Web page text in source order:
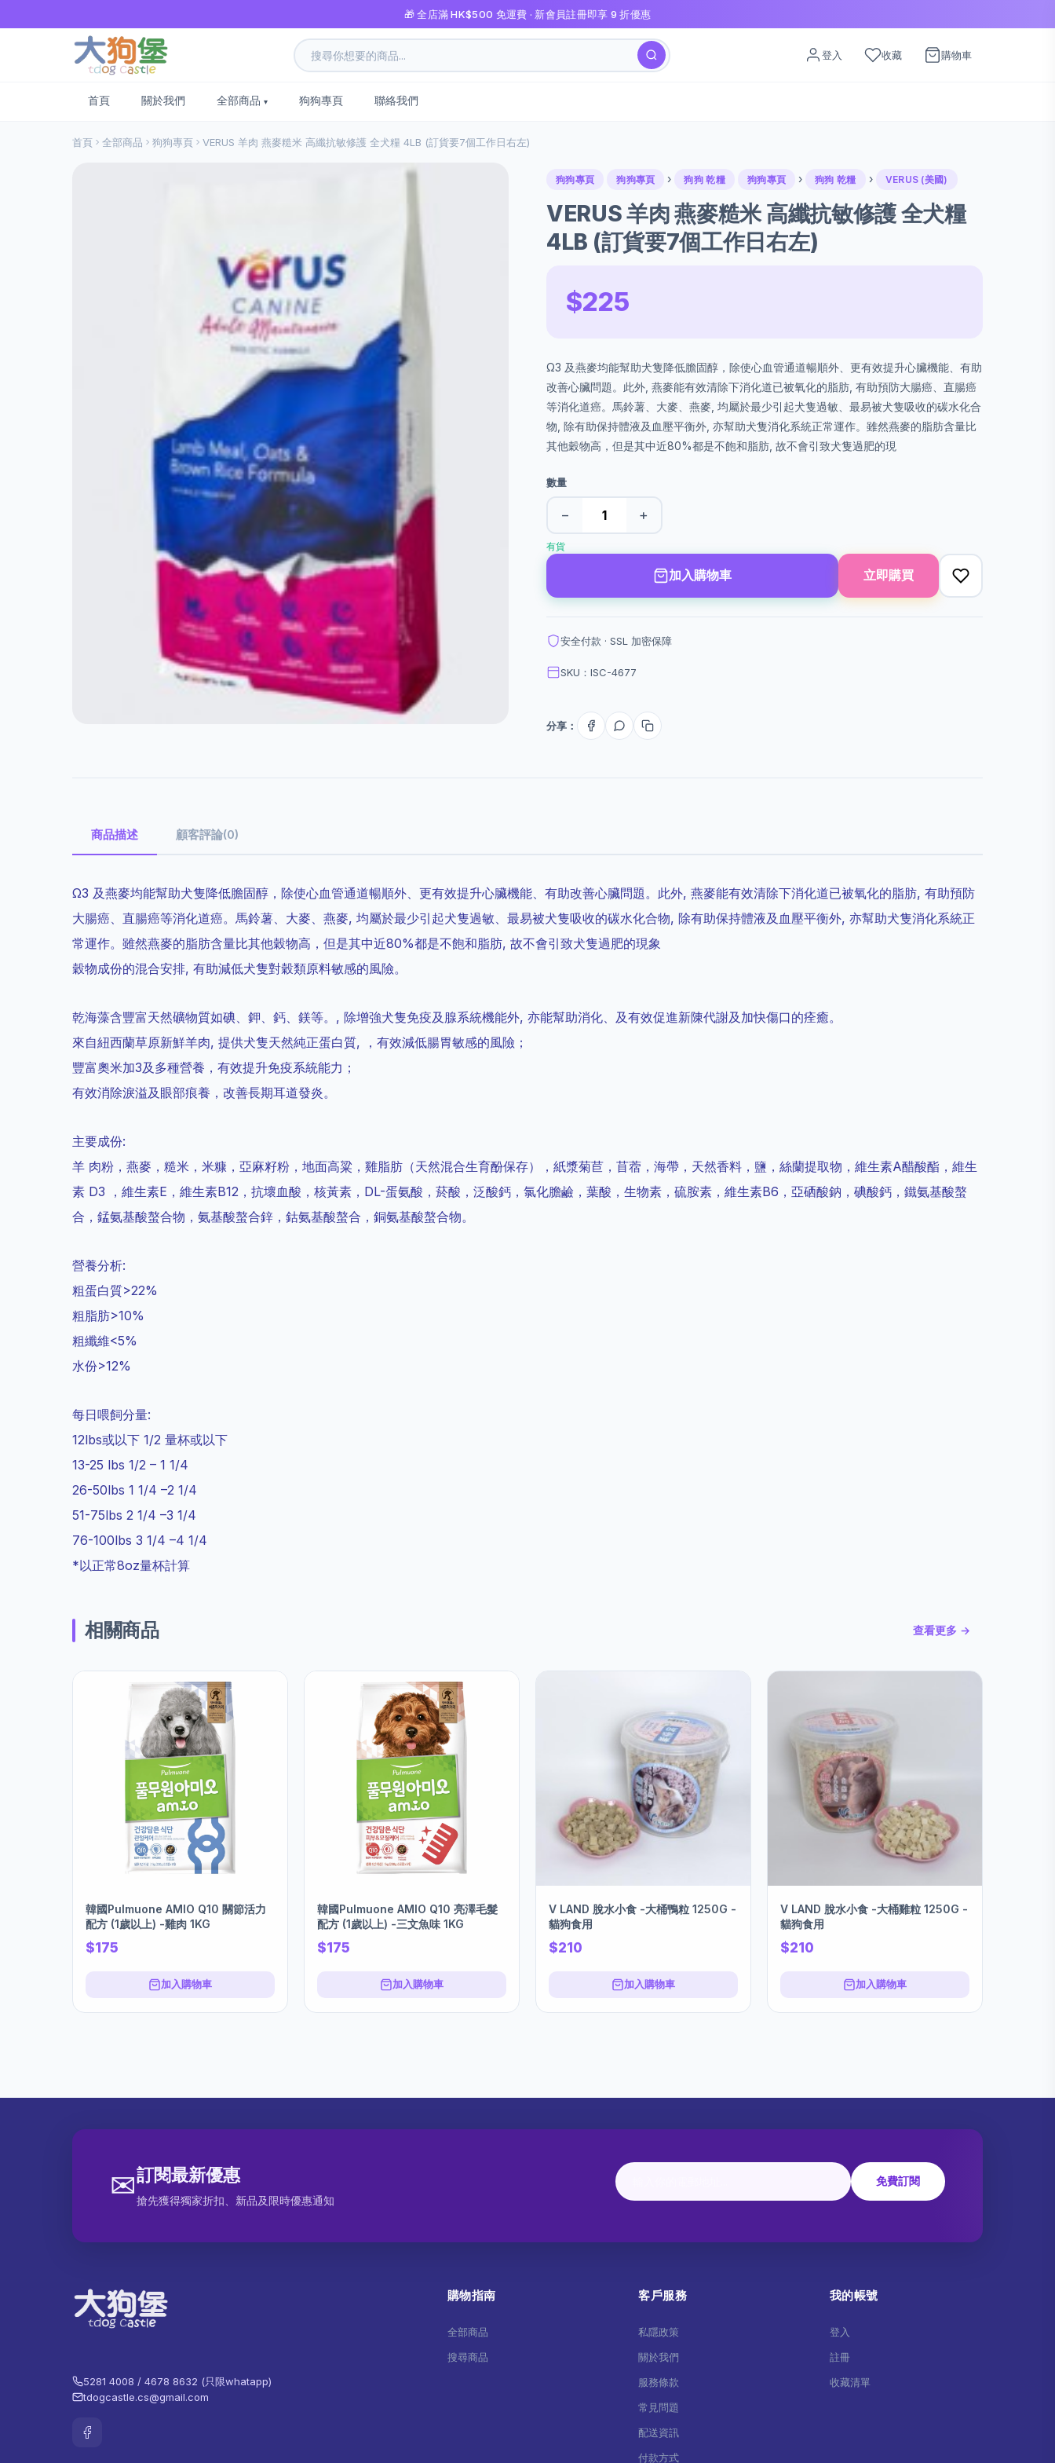
🎁 全店滿 HK$500 免運費 · 新會員註冊即享 9 折優惠
登入 收藏 購物車
首頁 關於我們 全部商品 狗狗專頁 聯絡我們
首頁 全部商品 狗狗專頁 VERUS 羊肉 燕麥糙米 高纖抗敏修護 全犬糧 4LB (訂貨要7個工作日右左)
狗狗專頁 狗狗專頁 › 狗狗 乾糧 狗狗專頁 › 狗狗 乾糧 › VERUS (美國)
VERUS 羊肉 燕麥糙米 高纖抗敏修護 全犬糧
4LB (訂貨要7個工作日右左)
$225
Ω3 及燕麥均能幫助犬隻降低膽固醇，除使心血管通道暢順外、更有效提升心臟機能、有助
改善心臟問題。此外, 燕麥能有效清除下消化道已被氧化的脂肪, 有助預防大腸癌、直腸癌
等消化道癌。馬鈴薯、大麥、燕麥, 均屬於最少引起犬隻過敏、最易被犬隻吸收的碳水化合
物, 除有助保持體液及血壓平衡外, 亦幫助犬隻消化系統正常運作。雖然燕麥的脂肪含量比
其他穀物高，但是其中近80%都是不飽和脂肪, 故不會引致犬隻過肥的現
數量
− +
有貨
加入購物車 立即購買
安全付款 · SSL 加密保障
SKU：ISC-4677
分享：
商品描述 顧客評論(0)
Ω3 及燕麥均能幫助犬隻降低膽固醇，除使心血管通道暢順外、更有效提升心臟機能、有助改善心臟問題。此外, 燕麥能有效清除下消化道已被氧化的脂肪, 有助預防
大腸癌、直腸癌等消化道癌。馬鈴薯、大麥、燕麥, 均屬於最少引起犬隻過敏、最易被犬隻吸收的碳水化合物, 除有助保持體液及血壓平衡外, 亦幫助犬隻消化系統正
常運作。雖然燕麥的脂肪含量比其他穀物高，但是其中近80%都是不飽和脂肪, 故不會引致犬隻過肥的現象
穀物成份的混合安排, 有助減低犬隻對穀類原料敏感的風險。
乾海藻含豐富天然礦物質如碘、鉀、鈣、鎂等。, 除增強犬隻免疫及腺系統機能外, 亦能幫助消化、及有效促進新陳代謝及加快傷口的痊癒。
來自紐西蘭草原新鮮羊肉, 提供犬隻天然純正蛋白質, ，有效減低腸胃敏感的風險；
豐富奧米加3及多種營養，有效提升免疫系統能力；
有效消除淚溢及眼部痕養，改善長期耳道發炎。
主要成份:
羊 肉粉，燕麥，糙米，米糠，亞麻籽粉，地面高粱，雞脂肪（天然混合生育酚保存），紙漿菊苣，苜蓿，海帶，天然香料，鹽，絲蘭提取物，維生素A醋酸酯，維生
素 D3 ，維生素E，維生素B12，抗壞血酸，核黃素，DL-蛋氨酸，菸酸，泛酸鈣，氯化膽鹼，葉酸，生物素，硫胺素，維生素B6，亞硒酸鈉，碘酸鈣，鐵氨基酸螯
合，錳氨基酸螯合物，氨基酸螯合鋅，鈷氨基酸螯合，銅氨基酸螯合物。
營養分析:
粗蛋白質>22%
粗脂肪>10%
粗纖維<5%
水份>12%
每日喂飼分量:
12lbs或以下 1/2 量杯或以下
13-25 lbs 1/2 – 1 1/4
26-50lbs 1 1/4 –2 1/4
51-75lbs 2 1/4 –3 1/4
76-100lbs 3 1/4 –4 1/4
*以正常8oz量杯計算
相關商品 查看更多 →
韓國Pulmuone AMIO Q10 關節活力
配方 (1歲以上) -雞肉 1KG
$175
加入購物車
韓國Pulmuone AMIO Q10 亮澤毛髮
配方 (1歲以上) -三文魚味 1KG
$175
加入購物車
V LAND 脫水小食 -大桶鴨粒 1250G -
貓狗食用
$210
加入購物車
V LAND 脫水小食 -大桶雞粒 1250G -
貓狗食用
$210
加入購物車
✉訂閱最新優惠
搶先獲得獨家折扣、新品及限時優惠通知
免費訂閱
5281 4008 / 4678 8632 (只限whatapp)
tdogcastle.cs@gmail.com
購物指南
全部商品
搜尋商品
客戶服務
私隱政策
關於我們
服務條款
常見問題
配送資訊
付款方式
我的帳號
登入
註冊
收藏清單